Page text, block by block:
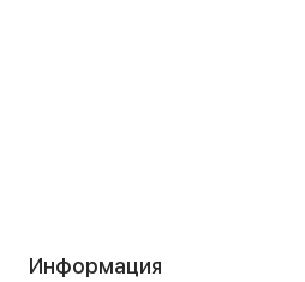
Информация